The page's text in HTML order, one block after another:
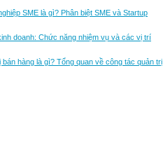
SME là gì? Phân biệt SME và Startup
doanh: Chức năng nhiệm vụ và các vị trí
bán hàng là gì? Tổng quan về công tác quản trị